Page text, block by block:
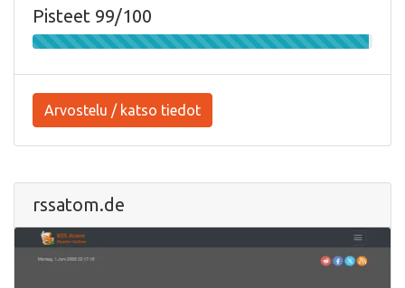
Pisteet 99/100
Arvostelu / katso tiedot
rssatom.de